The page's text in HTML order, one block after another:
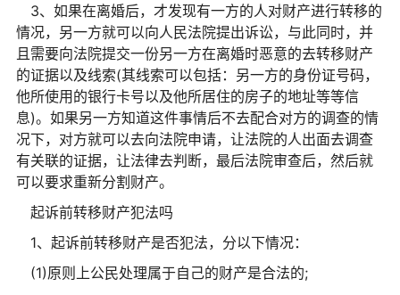
3、如果在离婚后，才发现有一方的人对财产进行转移的
情况，另一方就可以向人民法院提出诉讼，与此同时，并
且需要向法院提交一份另一方在离婚时恶意的去转移财产
的证据以及线索(其线索可以包括：另一方的身份证号码，
他所使用的银行卡号以及他所居住的房子的地址等等信
息)。如果另一方知道这件事情后不去配合对方的调查的情
况下，对方就可以去向法院申请，让法院的人出面去调查
有关联的证据，让法律去判断，最后法院审查后，然后就
可以要求重新分割财产。
起诉前转移财产犯法吗
1、起诉前转移财产是否犯法，分以下情况：
(1)原则上公民处理属于自己的财产是合法的;